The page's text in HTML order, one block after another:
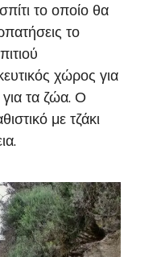
το οποίο θα
το
χώρος για
τα ζώα. Ο
με τζάκι